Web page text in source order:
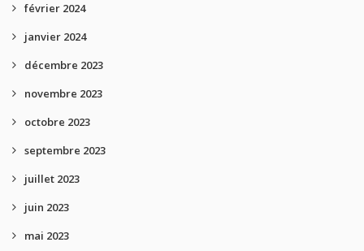
février 2024
janvier 2024
décembre 2023
novembre 2023
octobre 2023
septembre 2023
juillet 2023
juin 2023
mai 2023